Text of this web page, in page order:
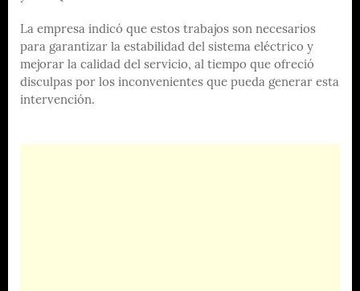
La empresa indicó que estos trabajos son necesarios
para garantizar la estabilidad del sistema eléctrico y
mejorar la calidad del servicio, al tiempo que ofreció
disculpas por los inconvenientes que pueda generar esta
intervención.